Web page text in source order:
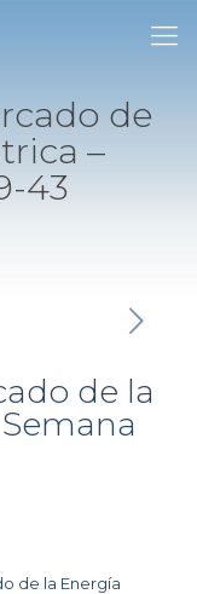
de
–
43
de la
de la Energía